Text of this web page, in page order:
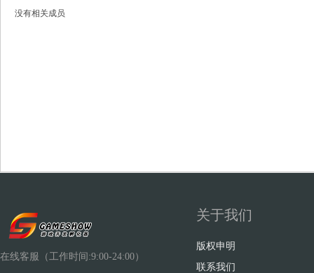
没有相关成员
在线客服（工作时间:9:00-24:00）
关于我们
版权申明
联系我们